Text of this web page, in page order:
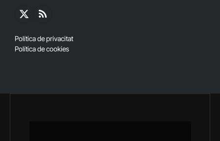
X
RSS
Política de privacitat
Política de cookies